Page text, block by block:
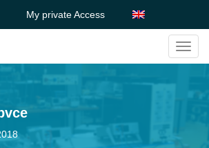
My private Access